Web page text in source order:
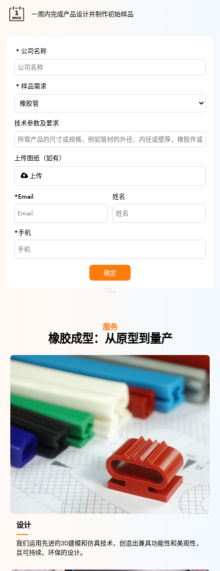
一周内完成产品设计并制作初始样品
公司名称
样品需求
技术参数及要求
上传图纸（如有）
上传
*Email 姓名
*手机
确定
服务
橡胶成型：从原型到量产
设计
我们运用先进的3D建模和仿真技术，创造出兼具功能性和美观性，
且可持续、环保的设计。